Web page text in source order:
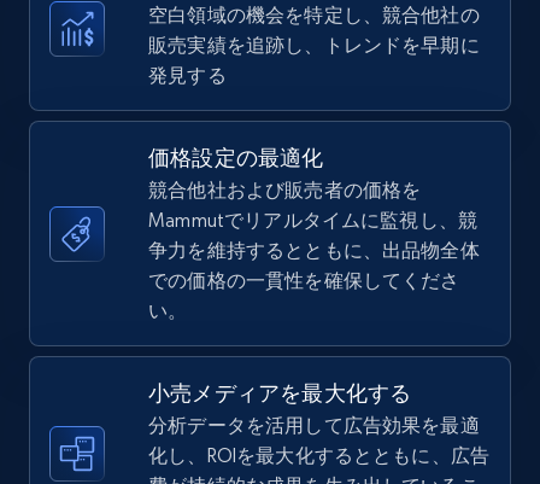
5.6K+ 874+ 今すぐ始める
TikTok Shop
URL, Title, Available, Description, Currency, Initial
price, Final price, Discount percent, and more.
TikTok Shop - category
URL, Title, Available, Description, Currency, Initial
空白領域の機会を特定し、競合他社の
販売実績を追跡し、トレンドを早期に
発見する
価格設定の最適化
競合他社および販売者の価格を
Mammutでリアルタイムに監視し、競
争力を維持するとともに、出品物全体
での価格の一貫性を確保してくださ
い。
小売メディアを最大化する
分析データを活用して広告効果を最適
化し、ROIを最大化するとともに、広告